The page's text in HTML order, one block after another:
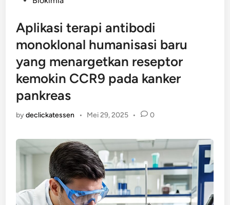
Aplikasi terapi antibodi
monoklonal humanisasi baru
yang menargetkan reseptor
kemokin CCR9 pada kanker
pankreas
bydeclickatessen • Mei 29, 2025 • 0